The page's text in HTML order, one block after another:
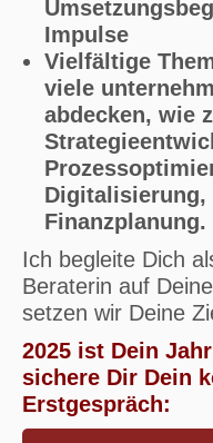
Impulse
Vielfältige
viele
abdecken, wie
Digitalisierung,
Finanzplanung.
Ich begleite Dich
Beraterin auf
setzen wir Deine
2025 ist Dein
sichere Dir Dein
Erstgespräch: